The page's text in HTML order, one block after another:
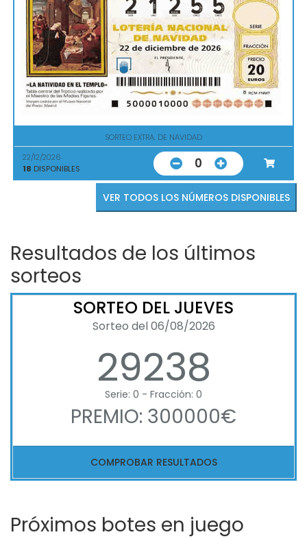
SORTEO EXTRA. DE NAVIDAD
22/12/2026
18 DISPONIBLES 0
VER TODOS LOS NÚMEROS DISPONIBLES
Resultados de los últimos
sorteos
SORTEO DEL JUEVES
Sorteo del 06/08/2026
29238
Serie: 0 - Fracción: 0
PREMIO: 300000€
COMPROBAR RESULTADOS
Próximos botes en juego